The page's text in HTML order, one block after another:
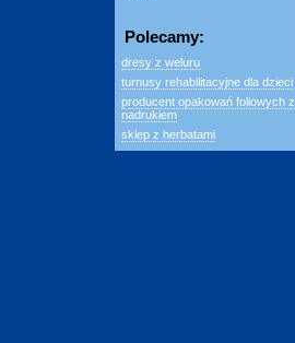
Polecamy:
dresy z weluru
turnusy rehabilitacyjne dla dzieci
producent opakowań foliowych z
nadrukiem
sklep z herbatami